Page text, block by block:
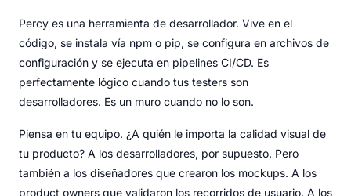
Percy es una herramienta de desarrollador. Vive en el
código, se instala vía npm o pip, se configura en archivos de
configuración y se ejecuta en pipelines CI/CD. Es
perfectamente lógico cuando tus testers son
desarrolladores. Es un muro cuando no lo son.
Piensa en tu equipo. ¿A quién le importa la calidad visual de
tu producto? A los desarrolladores, por supuesto. Pero
también a los diseñadores que crearon los mockups. A los
product owners que validaron los recorridos de usuario. A los